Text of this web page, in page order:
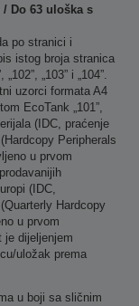
Do 63 uloška s
po stranici i
istog broja stranica
„103” i „104”.
uzorci formata A4
EcoTank „101”,
(IDC, praćenje
Peripherals
u prvom
(IDC,
Hardcopy
u prvom
je dijeljenjem
uložak prema
u boji sa sličnim